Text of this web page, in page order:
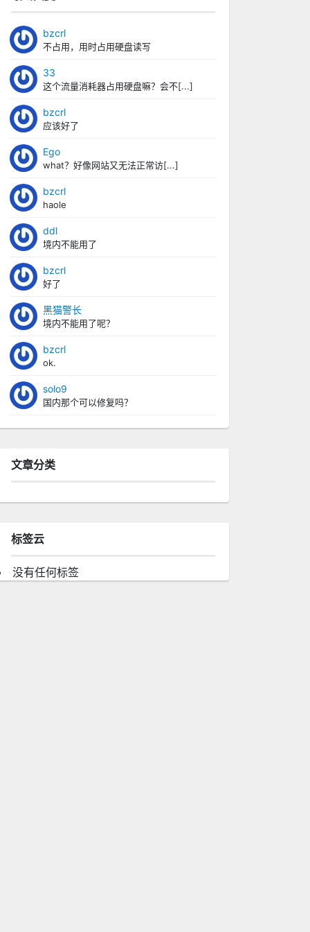
bzcrl
不占用，用时占用硬盘读写
33
这个流量消耗器占用硬盘嘛？会不[...]
bzcrl
应该好了
Ego
what？好像网站又无法正常访[...]
bzcrl
haole
ddl
境内不能用了
bzcrl
好了
黑猫警长
境内不能用了呢？
bzcrl
ok.
solo9
国内那个可以修复吗？
文章分类
标签云
没有任何标签